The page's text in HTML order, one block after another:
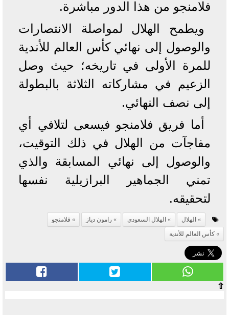
فلامنجو من هذا الدور مباشرة.
ويطمح الهلال لمواصلة الانتصارات
والوصول إلى نهائي كأس العالم للأندية
للمرة الأولى في تاريخه؛ حيث وصل
الزعيم في مشاركاته الثلاثة بالبطولة
إلى نصف النهائي.
أما فريق فلامنجو فيسعى لتلافي أي
مفاجآت من الهلال في ذلك التوقيت،
والوصول إلى نهائي المسابقة والذي
تمني الجماهير البرازيلية نفسها
لتحقيقه.
الهلال الهلال السعودي رامون دياز
فلامنجو
كأس العالم للأندية
⇧